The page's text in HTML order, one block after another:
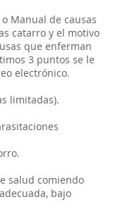
Manual de causas
catarro y el motivo
que enferman
3 puntos se le
electrónico.
limitadas).
salud comiendo
bajo